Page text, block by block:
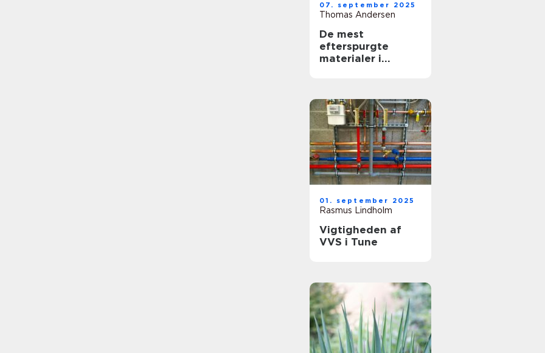
07. september 2025
Thomas Andersen
De mest
efterspurgte
materialer i
01. september 2025
Rasmus Lindholm
Vigtigheden af
VVS i Tune